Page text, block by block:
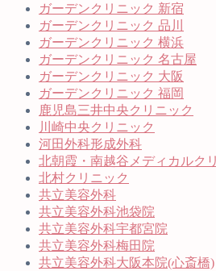
ガーデンクリニック 新宿
ガーデンクリニック 品川
ガーデンクリニック 横浜
ガーデンクリニック 名古屋
ガーデンクリニック 大阪
ガーデンクリニック 福岡
鹿児島三井中央クリニック
川崎中央クリニック
河田外科形成外科
北朝霞・南越谷メディカルク
北村クリニック
共立美容外科
共立美容外科池袋院
共立美容外科宇都宮院
共立美容外科梅田院
共立美容外科大阪本院(心斎橋)